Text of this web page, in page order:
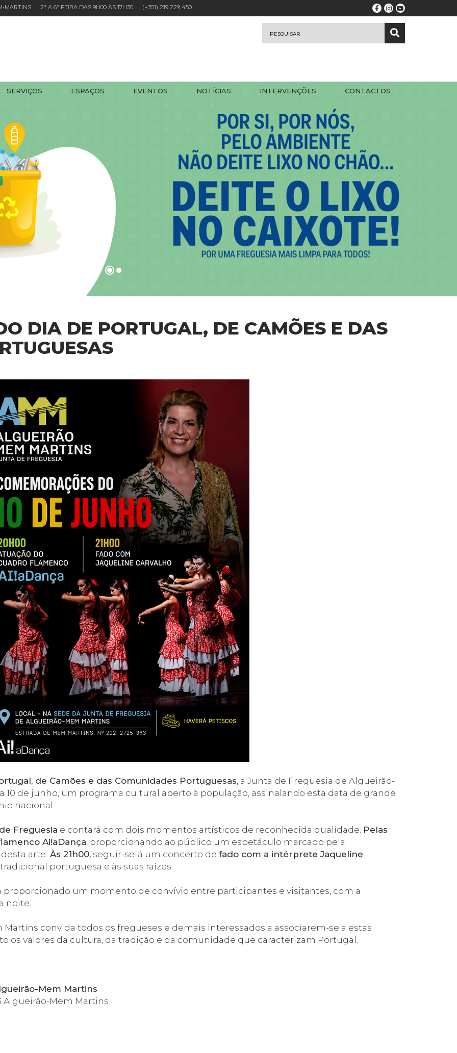
MARTINS 2ª A 6ª FEIRA DAS 9H00 ÀS 17H30 (+351) 219 229 450
SERVIÇOS ESPAÇOS EVENTOS NOTÍCIAS INTERVENÇÕES CONTACTOS
DIA DE PORTUGAL, DE CAMÕES E DAS
de Camões e das Comunidades Portuguesas, a Junta de Freguesia de Algueirão-
de junho, um programa cultural aberto à população, assinalando esta data de grande
nacional.
Freguesia e contará com dois momentos artísticos de reconhecida qualidade. Pelas
Ai!aDança, proporcionando ao público um espetáculo marcado pela
arte. Às 21h00, seguir-se-á um concerto de fado com a intérprete Jaqueline
portuguesa e às suas raízes.
proporcionado um momento de convívio entre participantes e visitantes, com a
noite.
convida todos os fregueses e demais interessados a associarem-se a estas
os valores da cultura, da tradição e da comunidade que caracterizam Portugal.
Mem Martins
Algueirão-Mem Martins